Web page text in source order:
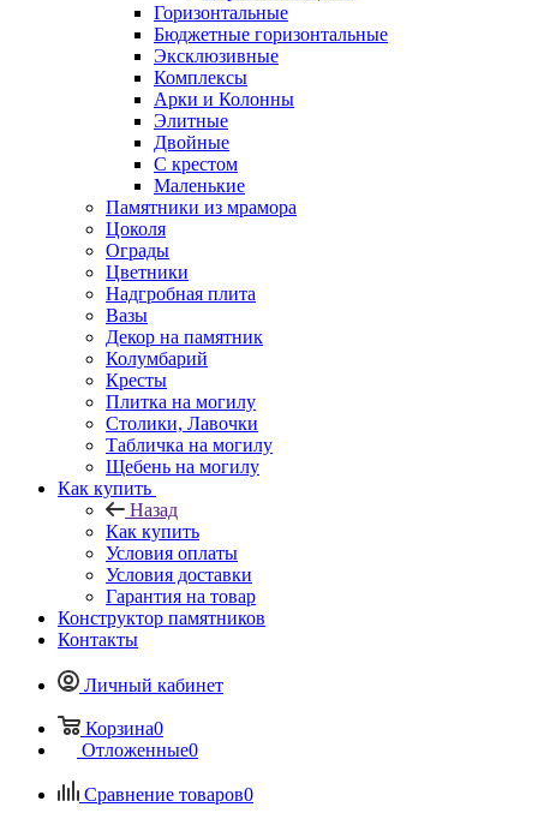
Горизонтальные
Бюджетные горизонтальные
Эксклюзивные
Комплексы
Арки и Колонны
Элитные
Двойные
С крестом
Маленькие
Памятники из мрамора
Цоколя
Ограды
Цветники
Надгробная плита
Вазы
Декор на памятник
Колумбарий
Кресты
Плитка на могилу
Столики, Лавочки
Табличка на могилу
Щебень на могилу
Как купить
Назад
Как купить
Условия оплаты
Условия доставки
Гарантия на товар
Конструктор памятников
Контакты
Личный кабинет
Корзина0
Отложенные0
Сравнение товаров0